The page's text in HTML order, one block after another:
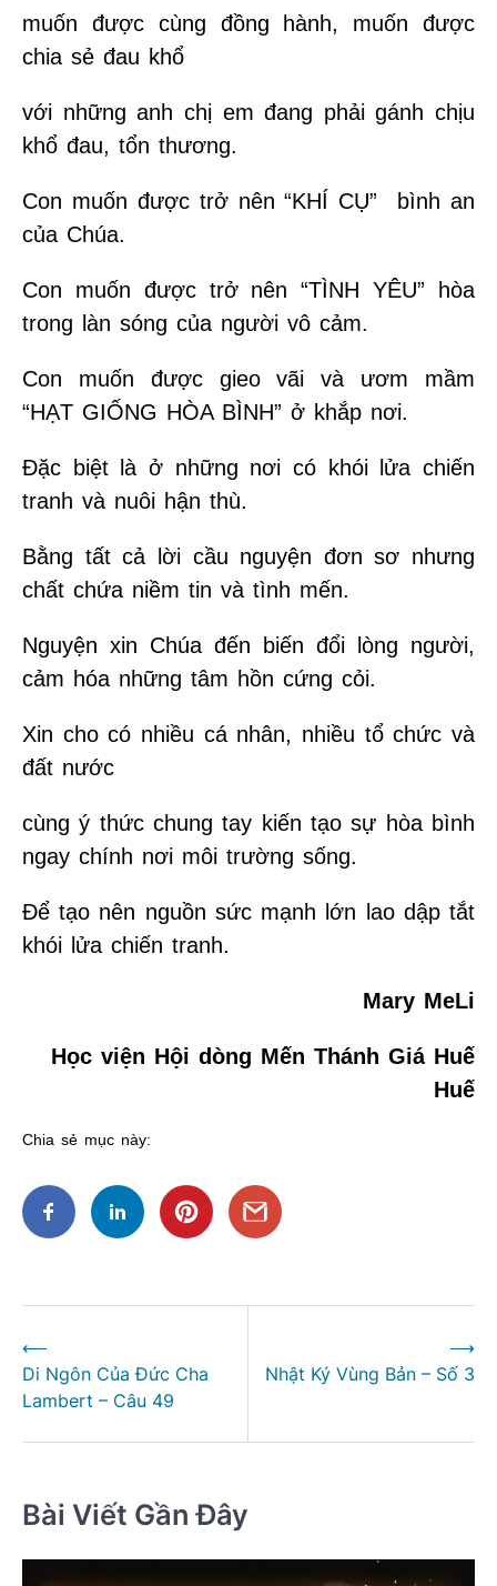
muốn được cùng đồng hành, muốn được
chia sẻ đau khổ
với những anh chị em đang phải gánh chịu
khổ đau, tổn thương.
Con muốn được trở nên “KHÍ CỤ” bình an
của Chúa.
Con muốn được trở nên “TÌNH YÊU” hòa
trong làn sóng của người vô cảm.
Con muốn được gieo vãi và ươm mầm
“HẠT GIỐNG HÒA BÌNH” ở khắp nơi.
Đặc biệt là ở những nơi có khói lửa chiến
tranh và nuôi hận thù.
Bằng tất cả lời cầu nguyện đơn sơ nhưng
chất chứa niềm tin và tình mến.
Nguyện xin Chúa đến biến đổi lòng người,
cảm hóa những tâm hồn cứng cỏi.
Xin cho có nhiều cá nhân, nhiều tổ chức và
đất nước
cùng ý thức chung tay kiến tạo sự hòa bình
ngay chính nơi môi trường sống.
Để tạo nên nguồn sức mạnh lớn lao dập tắt
khói lửa chiến tranh.
Mary MeLi
Học viện Hội dòng Mến Thánh Giá Huế
Huế
Chia sẻ mục này:
hướng
bài
⟵
Di Ngôn Của Đức Cha
Lambert – Câu 49
Nhật Ký Vùng Bản – Số 3
⟶
Bài Viết Gần Đây